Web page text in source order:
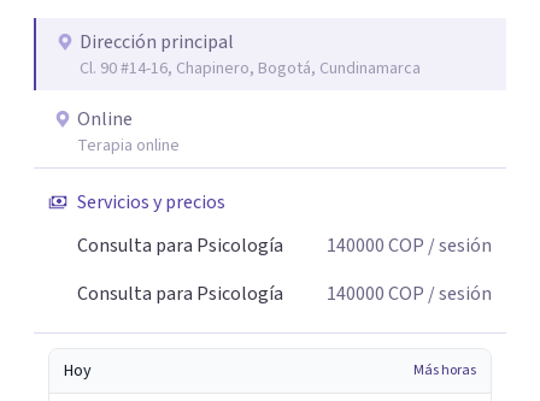
forma presencial y también online.
Dirección principal
Cl. 90 #14-16, Chapinero, Bogotá, Cundinamarca
Online
Terapia online
Servicios y precios
Consulta para Psicología
140000COP / sesión
Consulta para Psicología
140000COP / sesión
Hoy Más horas